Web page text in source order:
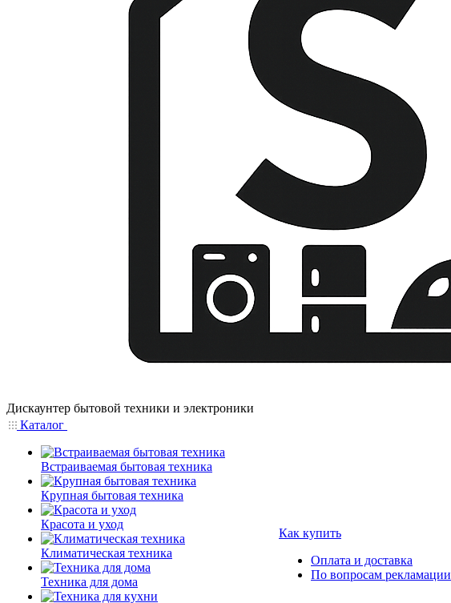
Дискаунтер бытовой техники и электроники
Каталог
Встраиваемая бытовая техника
Крупная бытовая техника
Красота и уход
Климатическая техника
Техника для дома
Как купить
Оплата и доставка
По вопросам рекламации